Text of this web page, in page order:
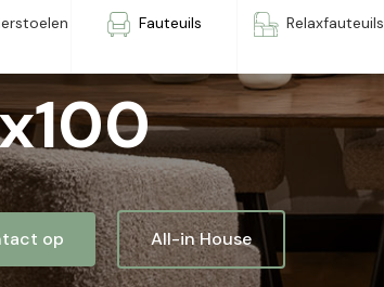
Fauteuils Relaxfauteuils
Wouter
op All-in House